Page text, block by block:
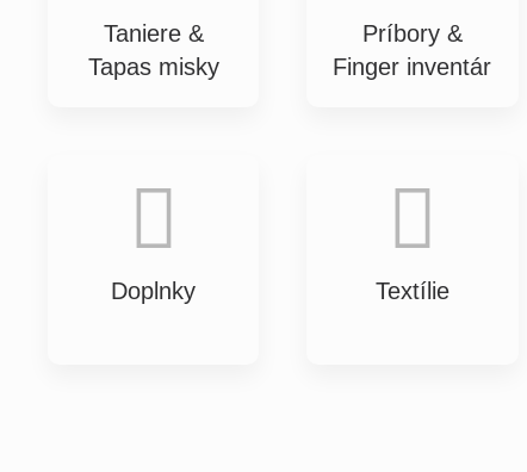
Taniere &
Tapas misky
Príbory &
Finger inventár
Doplnky Textílie